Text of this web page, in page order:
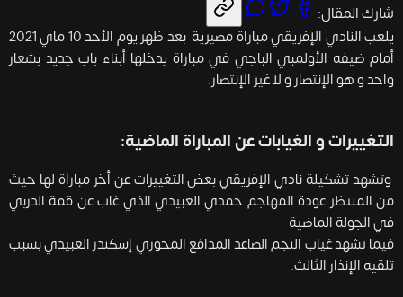
شارك المقال:
يلعب النادي الإفريقي مباراة مصيرية بعد ظهر يوم الأحد 10 ماي 2021
أمام ضيفه الأولمبي الباجي في مباراة يدخلها أبناء باب جديد بشعار
واحد و هو الإنتصار و لا غير الإنتصار.
التغييرات و الغيابات عن المباراة الماضية:
وتشهد تشكيلة نادي الإفريقي بعض التغييرات عن أخر مباراة لها حيث
من المنتظر عودة المهاجم حمدي العبيدي الذي غاب عن قمة الدربي
في الجولة الماضية
فيما تشهد غياب النجم الصاعد المدافع المحوري إسكندر العبيدي بسبب
تلقيه الإنذار الثالث.